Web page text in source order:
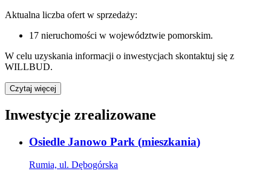
Aktualna liczba ofert w sprzedaży:
17 nieruchomości w województwie pomorskim.
W celu uzyskania informacji o inwestycjach skontaktuj się z
WILLBUD.
Czytaj więcej
Inwestycje zrealizowane
Osiedle Janowo Park (mieszkania)
Rumia, ul. Dębogórska